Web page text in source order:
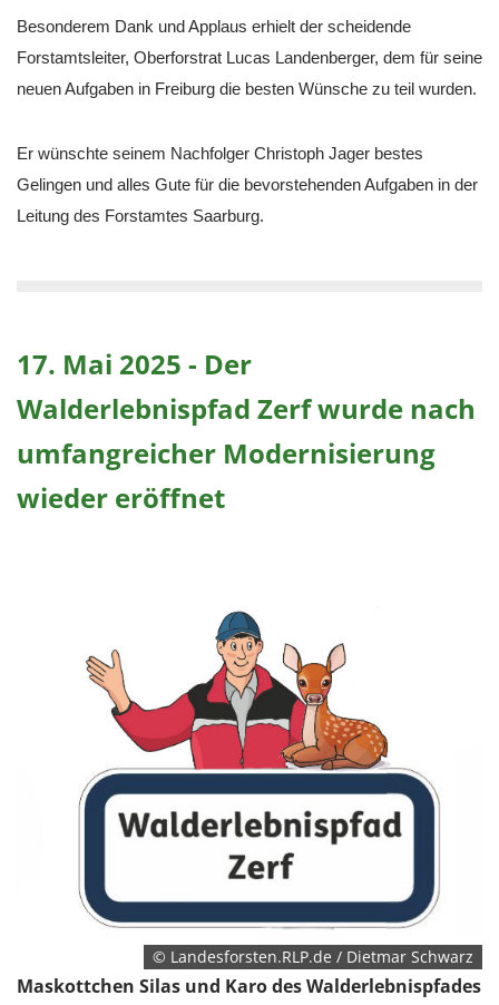
Besonderem Dank und Applaus erhielt der scheidende
Forstamtsleiter, Oberforstrat Lucas Landenberger, dem für seine
neuen Aufgaben in Freiburg die besten Wünsche zu teil wurden.
Er wünschte seinem Nachfolger Christoph Jager bestes
Gelingen und alles Gute für die bevorstehenden Aufgaben in der
Leitung des Forstamtes Saarburg.
17. Mai 2025 - Der
Walderlebnispfad Zerf wurde nach
umfangreicher Modernisierung
wieder eröffnet
© Landesforsten.RLP.de / Dietmar Schwarz
Maskottchen Silas und Karo des Walderlebnispfades